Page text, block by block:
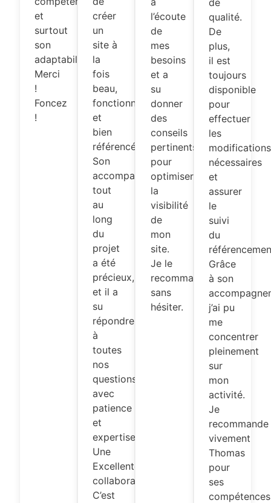
et
surtout
son
adaptabilité.
Merci
!
Foncez
!
créer
un
site à
la
fois
beau,
fonctionnel
et
bien
référencé.
Son
accompagnement
tout
au
long
du
projet
a été
précieux,
et il a
su
répondre
à
toutes
nos
questions
avec
patience
et
expertise.
Une
Excellente
collaboration.
C’est
l’écoute
de
mes
besoins
et a
su
donner
des
conseils
pertinents
pour
optimiser
la
visibilité
de
mon
site.
Je le
recommande
sans
hésiter.
de
qualité.
De
plus,
il est
toujours
disponible
pour
effectuer
les
modifications
nécessaires
et
assurer
le
suivi
du
Grâce
à son
j’ai pu
me
concentrer
pleinement
sur
mon
activité.
Je
recommande
vivement
Thomas
pour
ses